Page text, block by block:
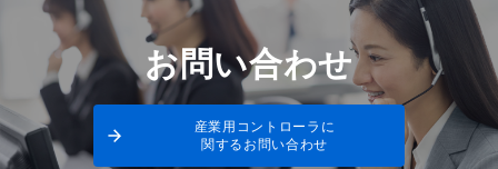
お問い合わせ
産業用コントローラに
関するお問い合わせ